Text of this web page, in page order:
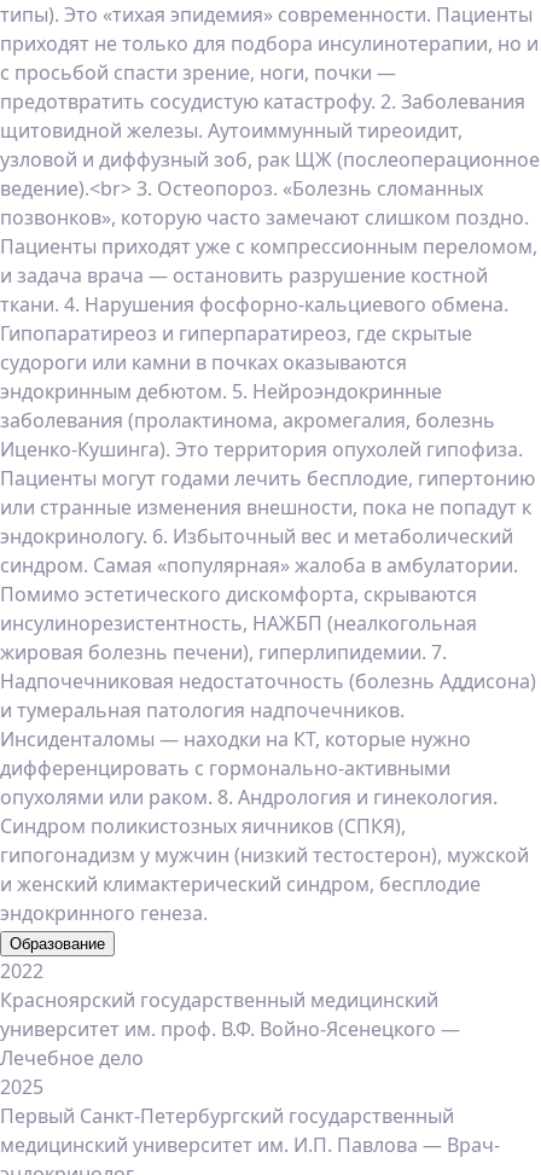
типы). Это «тихая эпидемия» современности. Пациенты
приходят не только для подбора инсулинотерапии, но и
с просьбой спасти зрение, ноги, почки —
предотвратить сосудистую катастрофу. 2. Заболевания
щитовидной железы. Аутоиммунный тиреоидит,
узловой и диффузный зоб, рак ЩЖ (послеоперационное
ведение).<br> 3. Остеопороз. «Болезнь сломанных
позвонков», которую часто замечают слишком поздно.
Пациенты приходят уже с компрессионным переломом,
и задача врача — остановить разрушение костной
ткани. 4. Нарушения фосфорно-кальциевого обмена.
Гипопаратиреоз и гиперпаратиреоз, где скрытые
судороги или камни в почках оказываются
эндокринным дебютом. 5. Нейроэндокринные
заболевания (пролактинома, акромегалия, болезнь
Иценко-Кушинга). Это территория опухолей гипофиза.
Пациенты могут годами лечить бесплодие, гипертонию
или странные изменения внешности, пока не попадут к
эндокринологу. 6. Избыточный вес и метаболический
синдром. Самая «популярная» жалоба в амбулатории.
Помимо эстетического дискомфорта, скрываются
инсулинорезистентность, НАЖБП (неалкогольная
жировая болезнь печени), гиперлипидемии. 7.
Надпочечниковая недостаточность (болезнь Аддисона)
и тумеральная патология надпочечников.
Инсиденталомы — находки на КТ, которые нужно
дифференцировать с гормонально-активными
опухолями или раком. 8. Андрология и гинекология.
Синдром поликистозных яичников (СПКЯ),
гипогонадизм у мужчин (низкий тестостерон), мужской
и женский климактерический синдром, бесплодие
эндокринного генеза.
Образование
2022
Красноярский государственный медицинский
университет им. проф. В.Ф. Войно-Ясенецкого —
Лечебное дело
2025
Первый Санкт-Петербургский государственный
медицинский университет им. И.П. Павлова — Врач-